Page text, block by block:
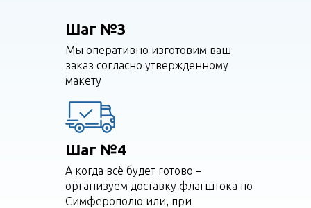
Шаг №4
А когда всё будет готово –
организуем доставку флагштока по
Симферополю или, при
Шаг №3
Мы оперативно изготовим ваш
заказ согласно утвержденному
макету